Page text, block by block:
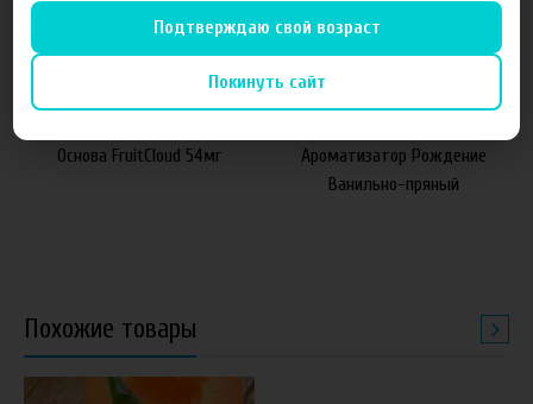
от 1 050 руб
Основа FruitCloud 54мг
60 руб
Ароматизатор Рождение
Ванильно-пряный
Похожие товары
Подтверждаю свой возраст
Покинуть сайт